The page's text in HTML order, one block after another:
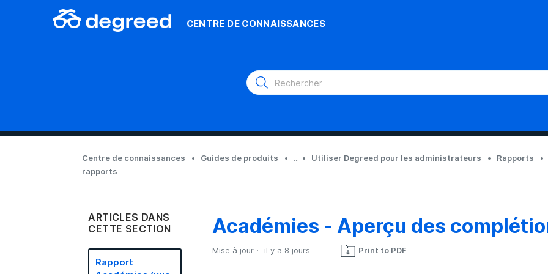
CENTRE DE CONNAISSANCES
Centre de connaissances Guides de produits ... Utiliser Degreed pour les administrateurs
Rapports
rapports
ARTICLES DANS
CETTE SECTION
Rapport
Académies - Aperçu des
Mise à jour il y a 8 jours Print to PDF